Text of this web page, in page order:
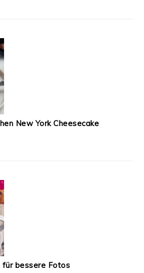
New York Cheesecake
für bessere Fotos